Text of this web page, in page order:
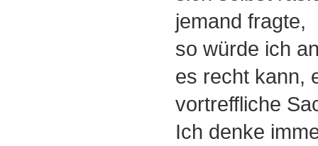
jemand fragte,
so würde ich
es recht kann,
vortreffliche
Ich denke